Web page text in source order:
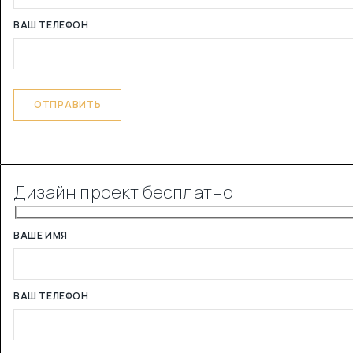
ВАШ ТЕЛЕФОН
Дизайн проект бесплатно
ВАШЕ ИМЯ
ВАШ ТЕЛЕФОН